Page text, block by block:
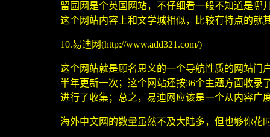
留园网是个英国网站，不仔细看一般不知道是哪
这个网站内容上和文学城相似，比较有特点的就
10.易迪网(http://www.add321.com/)
这个网站就是顾名思义的一个导航性质的网站门
半年更新一次；这个网站还按36个主题方面收录
进行了收集；总之，易迪网应该是一个从内容广
海外中文网的数量虽然不及大陆多，但也够你花